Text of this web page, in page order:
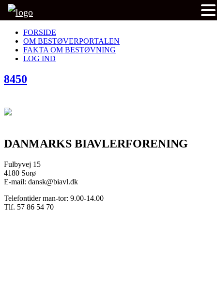
FORSIDE
OM BESTØVERPORTALEN
FAKTA OM BESTØVNING
LOG IND
8450
DANMARKS BIAVLERFORENING
Fulbyvej 15
4180 Sorø
E-mail: dansk@biavl.dk
Telefontider man-tor: 9.00-14.00
Tlf. 57 86 54 70